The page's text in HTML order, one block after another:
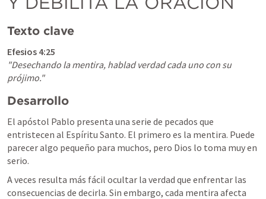
Texto clave
Efesios 4:25
"Desechando la mentira, hablad verdad cada uno con su
prójimo."
Desarrollo
El apóstol Pablo presenta una serie de pecados que
entristecen al Espíritu Santo. El primero es la mentira. Puede
parecer algo pequeño para muchos, pero Dios lo toma muy en
serio.
A veces resulta más fácil ocultar la verdad que enfrentar las
consecuencias de decirla. Sin embargo, cada mentira afecta